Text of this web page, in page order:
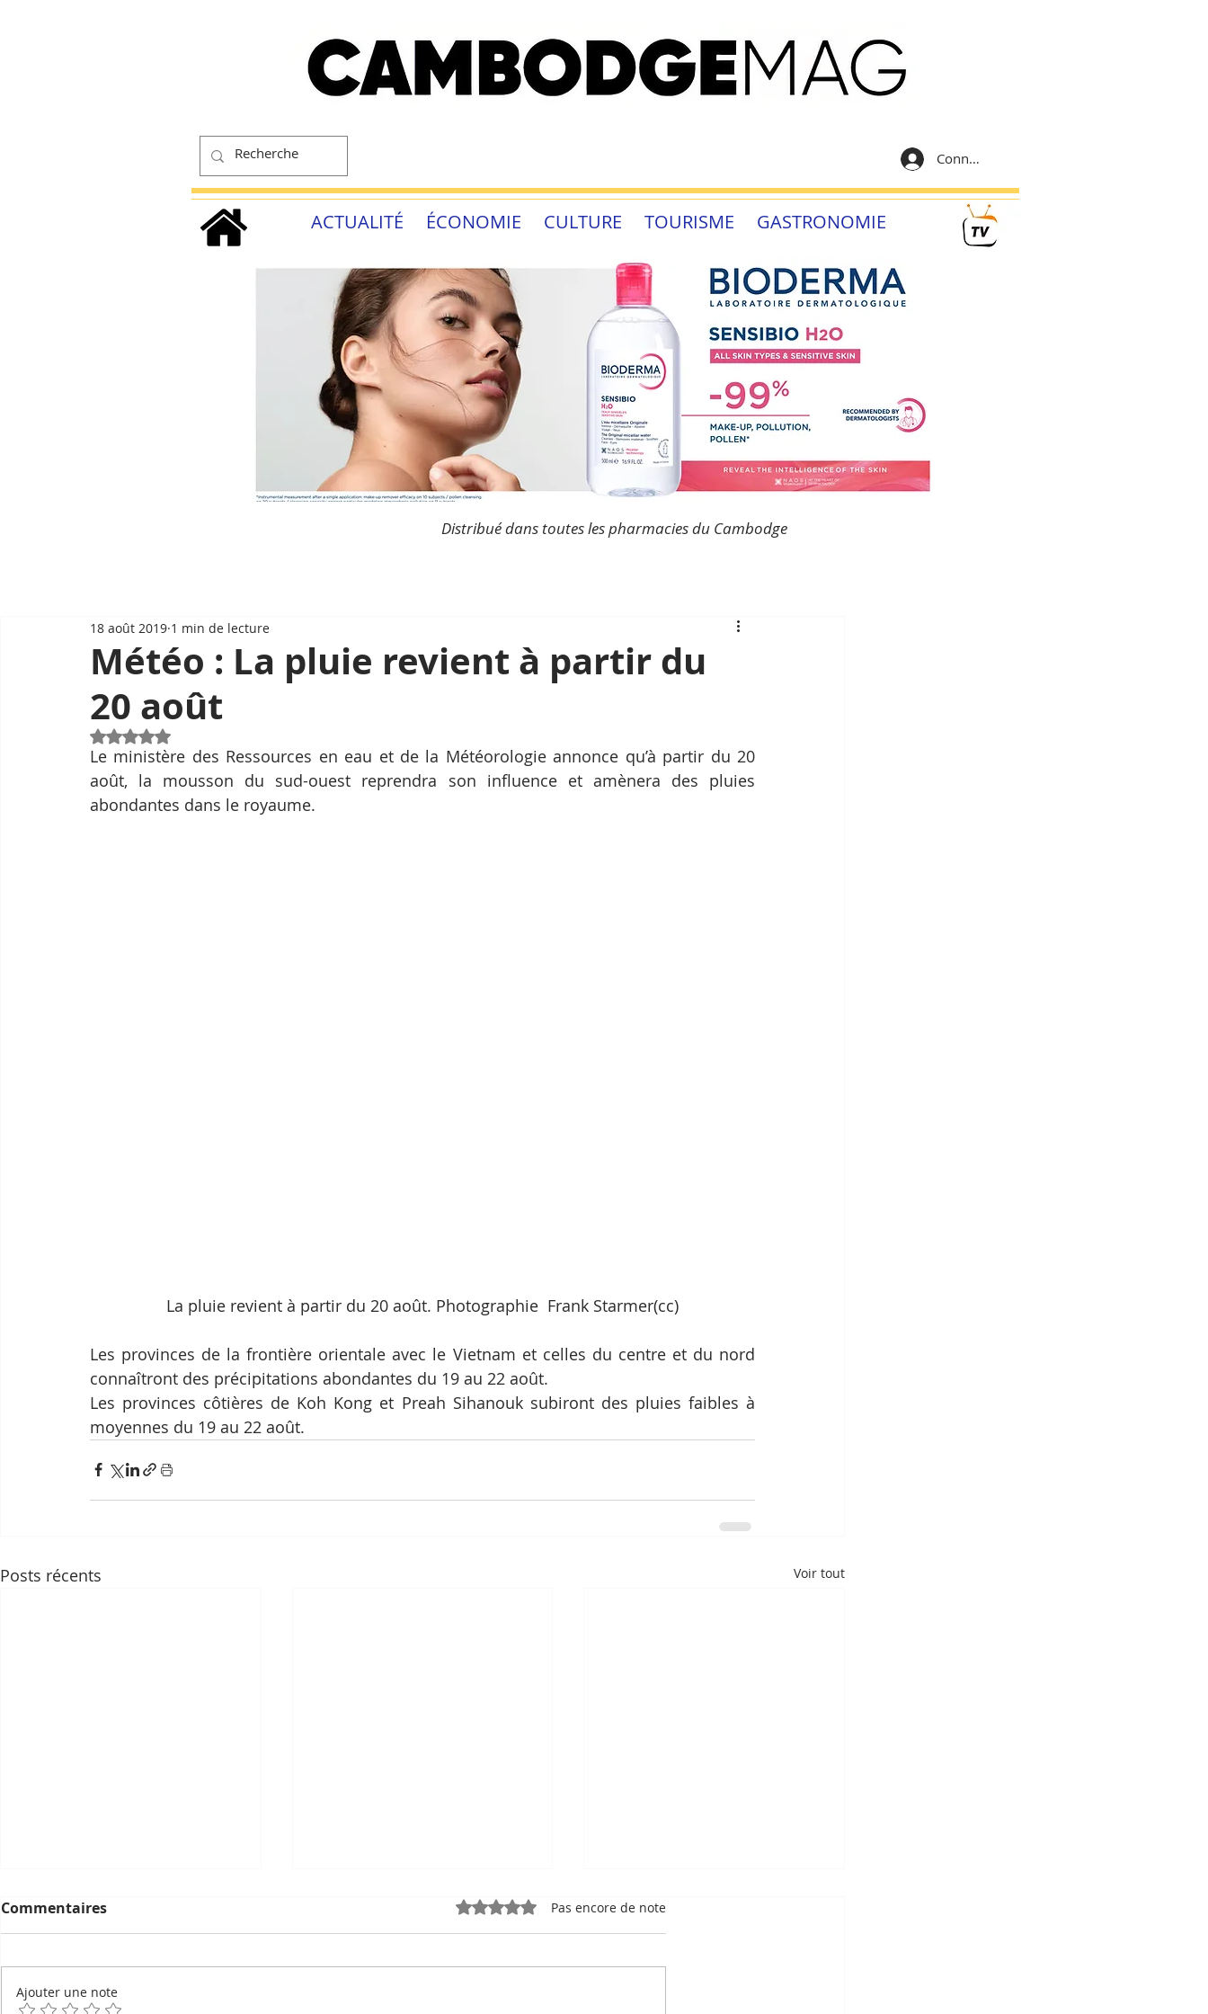
Connexion
ACTUALITÉ ÉCONOMIE CULTURE TOURISME GASTRONOMIE
Distribué dans toutes les pharmacies du Cambodge
Météo : La pluie revient à partir du
20 août
18 août 2019 1 min de lecture
Noté NaN étoiles sur 5.
Le ministère des Ressources en eau et de la Météorologie annonce qu’à partir du 20
août, la mousson du sud-ouest reprendra son influence et amènera des pluies
abondantes dans le royaume.
La pluie revient à partir du 20 août. Photographie  Frank Starmer(cc)
Les provinces de la frontière orientale avec le Vietnam et celles du centre et du nord
connaîtront des précipitations abondantes du 19 au 22 août.
Les provinces côtières de Koh Kong et Preah Sihanouk subiront des pluies faibles à
moyennes du 19 au 22 août.
Posts récents Voir tout
Commentaires Noté 0 étoile sur 5.Pas encore de note
Ajouter une note